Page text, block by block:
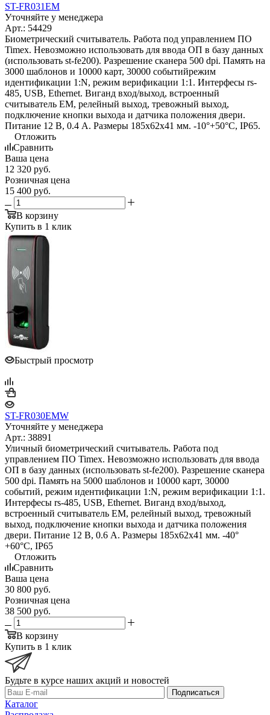
ST-FR031EM
Уточняйте у менеджера
Арт.: 54429
Биометрический считыватель. Работа под управлением ПО
Timex. Невозможно использовать для ввода ОП в базу данных
(использовать st-fe200). Разрешение сканера 500 dpi. Память на
3000 шаблонов и 10000 карт, 30000 событийрежим
идентификации 1:N, режим верификации 1:1. Интерфесы rs-
485, USB, Ethernet. Виганд вход/выход, встроенный
считыватель EM, релейный выход, тревожный выход,
подключение кнопки выхода и датчика положения двери.
Питание 12 В, 0.4 А. Размеры 185х62х41 мм. -10°+50°С, IP65.
Отложить
Сравнить
Ваша цена
12 320 руб.
Розничная цена
15 400 руб.
В корзину
Купить в 1 клик
Быстрый просмотр
ST-FR030EMW
Уточняйте у менеджера
Арт.: 38891
Уличный биометрический считыватель. Работа под
управлением ПО Timex. Невозможно использовать для ввода
ОП в базу данных (использовать st-fe200). Разрешение сканера
500 dpi. Память на 5000 шаблонов и 10000 карт, 30000
событий, режим идентификации 1:N, режим верификации 1:1.
Интерфесы rs-485, USB, Ethernet. Виганд вход/выход,
встроенный считыватель EM, релейный выход, тревожный
выход, подключение кнопки выхода и датчика положения
двери. Питание 12 В, 0.6 А. Размеры 185х62х41 мм. -40°
+60°С, IP65
Отложить
Сравнить
Ваша цена
30 800 руб.
Розничная цена
38 500 руб.
В корзину
Купить в 1 клик
Будьте в курсе наших акций и новостей
Подписаться
Каталог